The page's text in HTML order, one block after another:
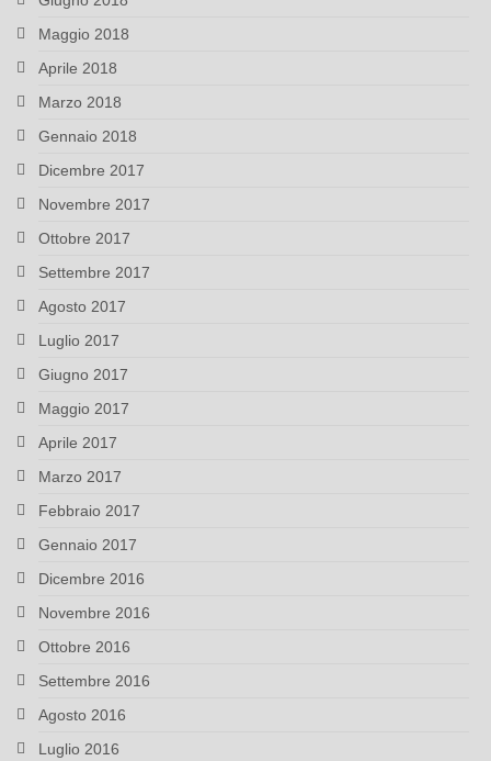
Maggio 2018
Aprile 2018
Marzo 2018
Gennaio 2018
Dicembre 2017
Novembre 2017
Ottobre 2017
Settembre 2017
Agosto 2017
Luglio 2017
Giugno 2017
Maggio 2017
Aprile 2017
Marzo 2017
Febbraio 2017
Gennaio 2017
Dicembre 2016
Novembre 2016
Ottobre 2016
Settembre 2016
Agosto 2016
Luglio 2016